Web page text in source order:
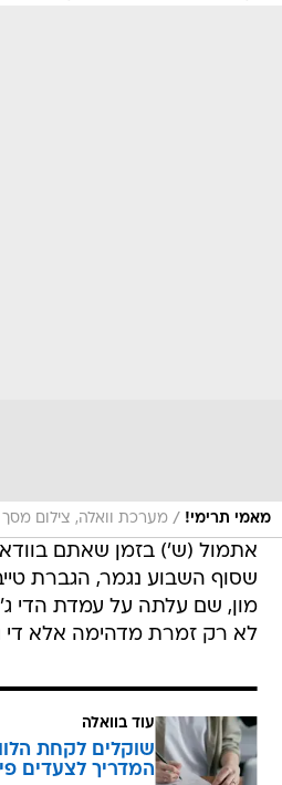
מאמי תרימי! / מערכת וואלה, צילום מסך
אתמול (ש') בזמן שאתם
שסוף השבוע נגמר, הגברת
מון, שם עלתה על עמדת הדי
לא רק זמרת מדהימה אלא די
עוד בוואלה
שוקלים לקחת
המדריך לצעדים